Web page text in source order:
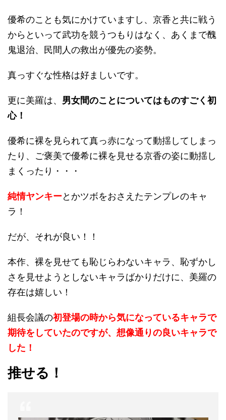
優希のことも気にかけていますし、京香と共に戦う
からといって武功を競うつもりはなく、あくまで醜
鬼退治、民間人の救出が優先の姿勢。
真っすぐな性格は好ましいです。
更に美羅は、 男女間のことについてはものすごく初
心！
優希に裸を見られて真っ赤になって動揺してしまっ
たり、ご褒美で優希に裸を見せる京香の姿に動揺し
まくったり・・・
純情ヤンキーとかツボをおさえたテンプレのキャ
ラ！
だが、それが良い！！
本作、裸を見せても恥じらわないキャラ、恥ずかし
さを見せようとしないキャラばかりだけに、美羅の
存在は嬉しい！
組長会議の初登場の時から気になっているキャラで
期待をしていたのですが、想像通りの良いキャラで
した！
推せる！